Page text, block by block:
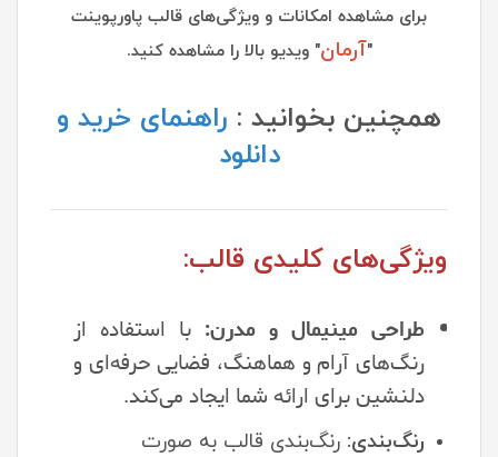
برای مشاهده امکانات و ویژگی‌های قالب پاورپوینت
"آرمان" ویدیو بالا را مشاهده کنید.
همچنین بخوانید : راهنمای خرید و
دانلود
ویژگی‌های کلیدی قالب:
طراحی مینیمال و مدرن: با استفاده از
رنگ‌های آرام و هماهنگ، فضایی حرفه‌ای و
دلنشین برای ارائه شما ایجاد می‌کند.
رنگ‌بندی: رنگ‌بندی قالب به صورت